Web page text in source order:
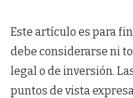
Este artículo es para
debe considerarse ni
legal o de inversión.
puntos de vista